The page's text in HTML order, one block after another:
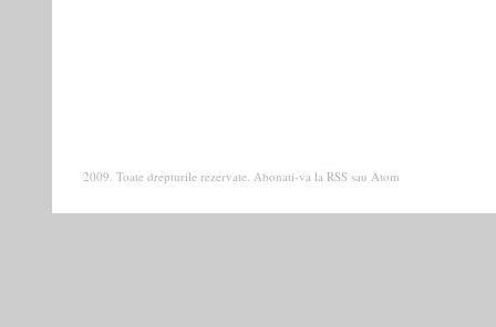
2009. Toate drepturile rezervate. Abonati-va la RSS sau Atom